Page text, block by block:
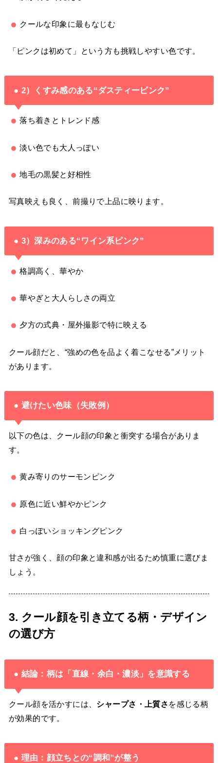
クールな印象に最もなじむ
「ピンクは初めて」という方も挑戦しやすい色です。
● 2）くすみ感のある“ダスティーピンク”
落ち着きとトレンド感
淡い色でも大人っぽい
地毛の黒髪と好相性
写真映えも良く、前撮りで上品に映ります。
● 3）深みのある“ワイン系ピンク”
格調高く、華やか
華やぎと大人らしさの両立
夕方の式典・屋外撮影で特に映える
クール顔だと、“強めの色を品よく着こなせる”メリット
があります。
● 避けたい色味（失敗例）
以下の色は、クール顔の印象と衝突する場合がありま
す。
黄み寄りのサーモンピンク
原色に近い鮮やかピンク
白っぽいショッキングピンク
甘さが強く、顔の印象と違和感が出るため慎重に選びま
しょう。
3. クール顔を引き立てる柄・デザイン
の選び方
● 結論：柄は「直線・余白・濃淡」を意識する
クール顔を活かすには、 シャープさ・上質さ を感じる柄
が効果的です。
● 理由：顔立ちとの“調和”が整う